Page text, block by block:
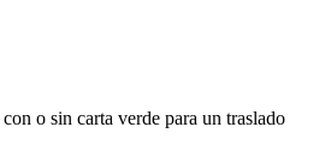
o sin carta verde para un traslado